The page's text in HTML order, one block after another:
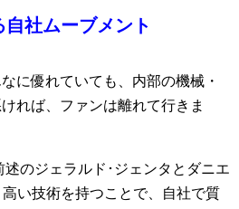
社ムーブメント
に優れていても、内部の機械・
れば、ファンは離れて行きま
のジェラルド･ジェンタとダニエ
い技術を持つことで、自社で質